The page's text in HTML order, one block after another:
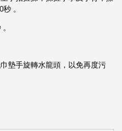
。
墊手旋轉水龍頭，以免再度污